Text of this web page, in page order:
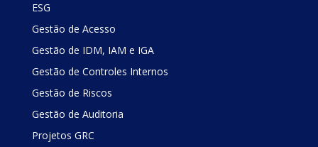
ESG
Gestão de Acesso
Gestão de IDM, IAM e IGA
Gestão de Controles Internos
Gestão de Riscos
Gestão de Auditoria
Projetos GRC